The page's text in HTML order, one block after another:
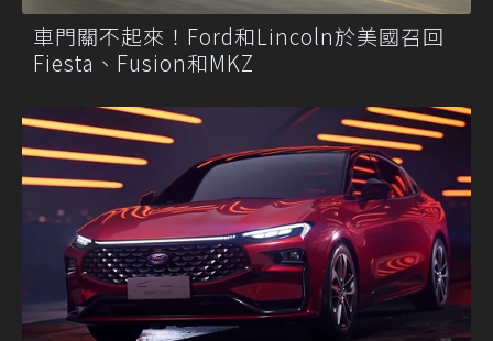
車門關不起來！Ford和Lincoln於美國召回
Fiesta、Fusion和MKZ